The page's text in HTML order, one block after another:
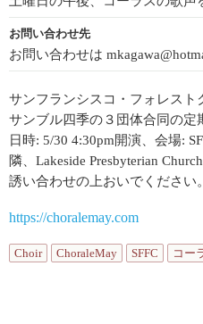
お問い合わせ先
お問い合わせは
サンフランシスコ・フォレスト
サンブル四季の３団体合同の定
日時: 5/30 4:30pm開演、会場:
隣、Lakeside Presbyterian
誘い合わせの上おいでください
https://choralemay.com
Choir ChoraleMay SFFC コー